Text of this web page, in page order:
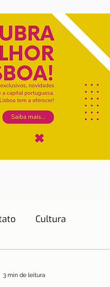
Cultura
3 min de leitura